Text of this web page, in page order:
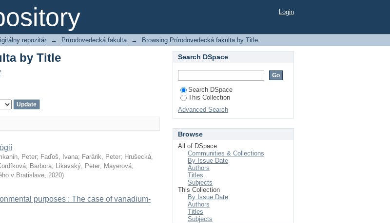
by Title Login
repozitár → Prírodovedecká fakulta → Browsing Prírodovedecká fakulta by Title
by Title
Peter; Faďoš, Ivana; Farárik, Peter; Hrušecká,
Barbora; Likavský, Peter; Mayerová,
v Bratislave, 2020)
purposes : The case of vanadium-
Search DSpace
Search DSpace
This Collection
Advanced Search
Browse
All of DSpace
Communities & Collections
By Issue Date
Authors
Titles
Subjects
This Collection
By Issue Date
Authors
Titles
Subjects